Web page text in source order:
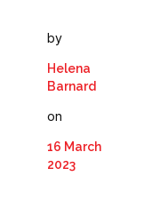
by
Helena
Barnard
on
16 March
2023